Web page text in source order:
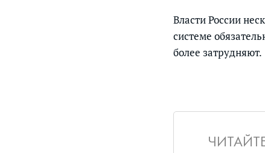
Власти России
системе
более затрудняют.